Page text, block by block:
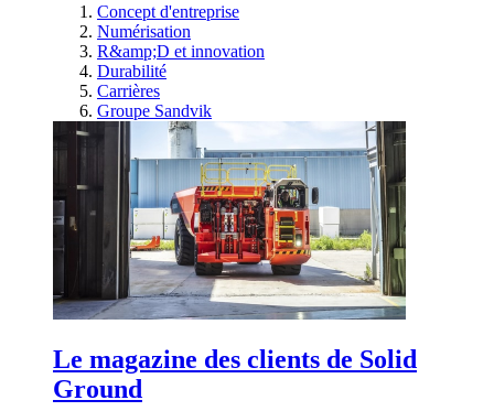
Concept d'entreprise
Numérisation
R&amp;D et innovation
Durabilité
Carrières
Groupe Sandvik
Le magazine des clients de Solid
Ground